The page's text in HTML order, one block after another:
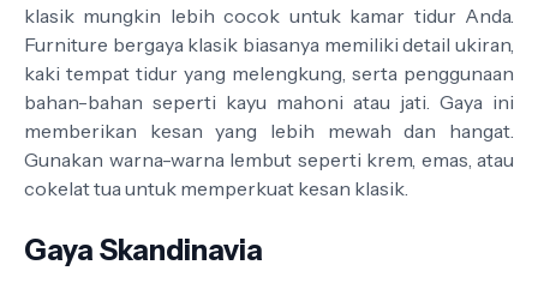
klasik mungkin lebih cocok untuk kamar tidur Anda.
Furniture bergaya klasik biasanya memiliki detail ukiran,
kaki tempat tidur yang melengkung, serta penggunaan
bahan-bahan seperti kayu mahoni atau jati. Gaya ini
memberikan kesan yang lebih mewah dan hangat.
Gunakan warna-warna lembut seperti krem, emas, atau
cokelat tua untuk memperkuat kesan klasik.
Gaya Skandinavia